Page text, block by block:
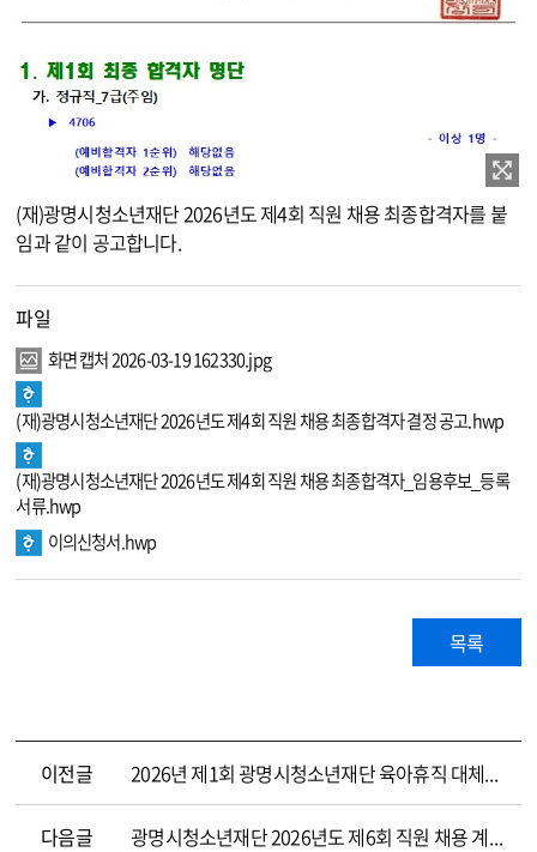
이미지 확대보기
(재)광명시청소년재단 2026년도 제4회 직원 채용 최종합격자를 붙
임과 같이 공고합니다.
파일
화면 캡처 2026-03-19 162330.jpg
(재)광명시청소년재단 2026년도 제4회 직원 채용 최종합격자 결정 공고.hwp
(재)광명시청소년재단 2026년도 제4회 직원 채용 최종합격자_임용후보_등록
서류.hwp
이의신청서.hwp
목록
이전글 2026년 제1회 광명시청소년재단 육아휴직 대체인력 채용 최종합격자 결정공고
다음글 광명시청소년재단 2026년도 제6회 직원 채용 계획 공고